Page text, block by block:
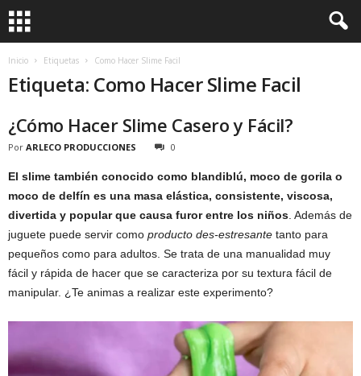
Inicio Etiquetas Como Hacer Slime Facil
Etiqueta: Como Hacer Slime Facil
¿Cómo Hacer Slime Casero y Fácil?
Por ARLECO PRODUCCIONES 0
El slime también conocido como blandiblú, moco de gorila o
moco de delfín es una masa elástica, consistente, viscosa,
divertida y popular que causa furor entre los niños . Además de
juguete puede servir como producto des-estresante tanto para
pequeños como para adultos. Se trata de una manualidad muy
fácil y rápida de hacer que se caracteriza por su textura fácil de
manipular. ¿Te animas a realizar este experimento?